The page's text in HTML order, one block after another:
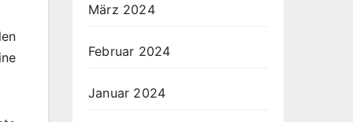
März 2024
Februar 2024
Januar 2024